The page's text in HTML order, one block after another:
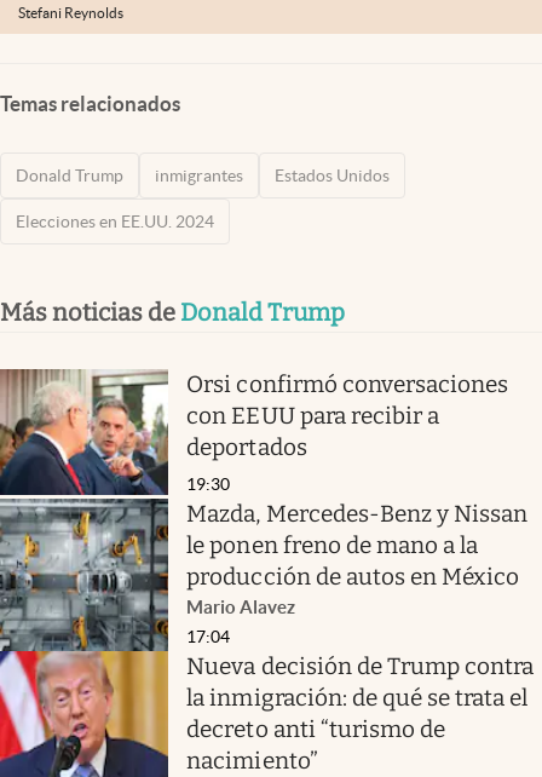
Stefani Reynolds
Temas relacionados
Donald Trump inmigrantes Estados Unidos
Elecciones en EE.UU. 2024
Más noticias de Donald Trump
Orsi confirmó conversaciones
con EEUU para recibir a
deportados
19:30
Mazda, Mercedes-Benz y Nissan
le ponen freno de mano a la
producción de autos en México
Mario Alavez
17:04
Nueva decisión de Trump contra
la inmigración: de qué se trata el
decreto anti “turismo de
nacimiento”